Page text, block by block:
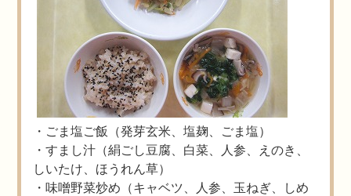
・ごま塩ご飯（発芽玄米、塩麹、ごま塩）
・すまし汁（絹ごし豆腐、白菜、人参、えのき、
しいたけ、ほうれん草）
・味噌野菜炒め（キャベツ、人参、玉ねぎ、しめ